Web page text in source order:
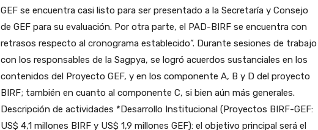
GEF se encuentra casi listo para ser presentado a la Secretaría y Consejo
de GEF para su evaluación. Por otra parte, el PAD-BIRF se encuentra con
retrasos respecto al cronograma establecido”. Durante sesiones de trabajo
con los responsables de la Sagpya, se logró acuerdos sustanciales en los
contenidos del Proyecto GEF, y en los componente A, B y D del proyecto
BIRF; también en cuanto al componente C, si bien aún más generales.
Descripción de actividades *Desarrollo Institucional (Proyectos BIRF-GEF:
US$ 4,1 millones BIRF y US$ 1,9 millones GEF): el objetivo principal será el